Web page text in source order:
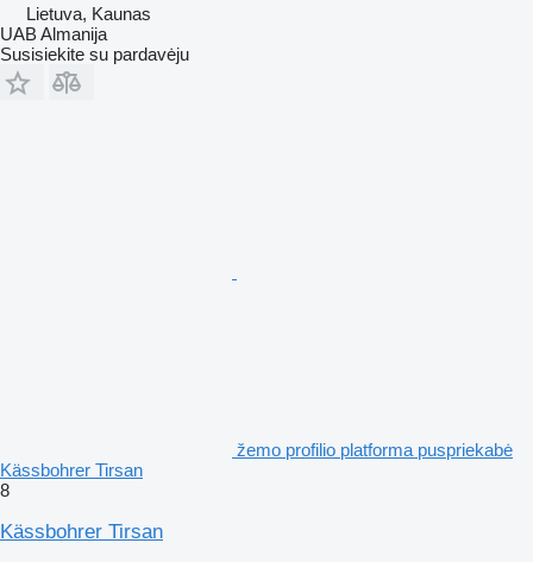
Lietuva, Kaunas
UAB Almanija
Susisiekite su pardavėju
žemo profilio platforma puspriekabė
Kässbohrer Tirsan
8
Kässbohrer Tirsan